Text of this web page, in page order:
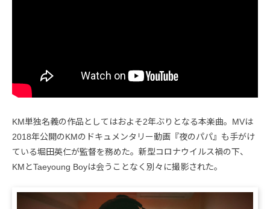
KM単独名義の作品としてはおよそ2年ぶりとなる本楽曲。MVは
2018年公開のKMのドキュメンタリー動画『夜のパパ』も手がけ
ている堀田英仁が監督を務めた。新型コロナウイルス禍の下、
KMとTaeyoung Boyは会うことなく別々に撮影された。